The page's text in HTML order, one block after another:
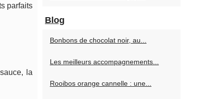
parfaits
la
Blog
Bonbons de chocolat noir, au...
Les meilleurs accompagnements...
Rooibos orange cannelle : une...